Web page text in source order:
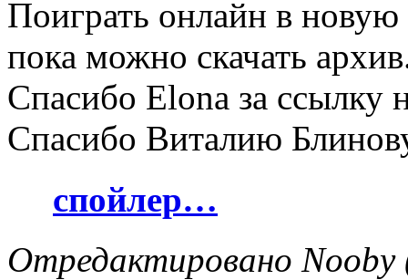
Поиграть онлайн в
пока можно скачать
Спасибо Elona за ссылку
Спасибо Виталию
спойлер…
Отредактировано